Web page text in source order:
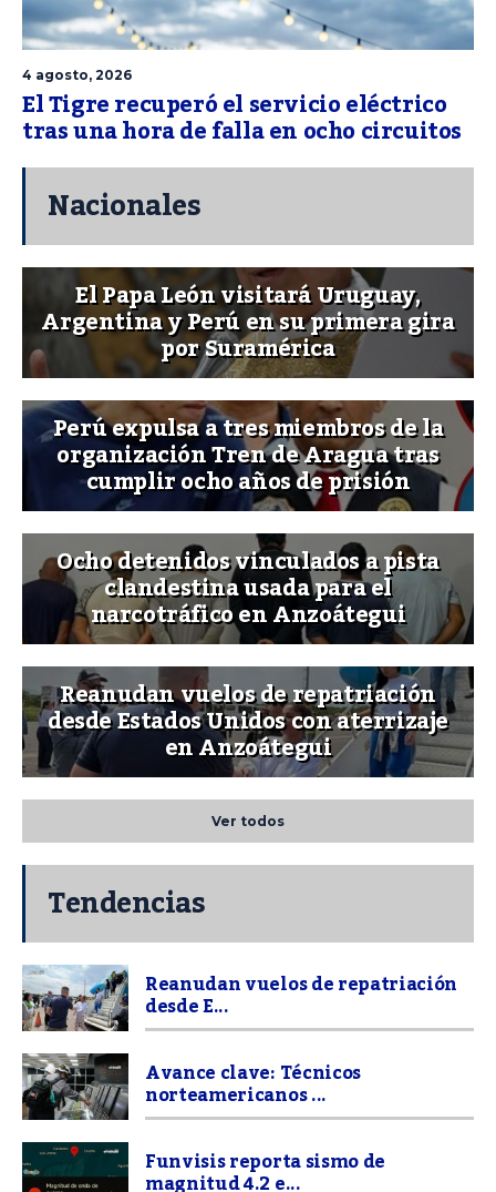
4 agosto, 2026
El Tigre recuperó el servicio eléctrico
tras una hora de falla en ocho circuitos
Nacionales
El Papa León visitará Uruguay,
Argentina y Perú en su primera gira
por Suramérica
Perú expulsa a tres miembros de la
organización Tren de Aragua tras
cumplir ocho años de prisión
Ocho detenidos vinculados a pista
clandestina usada para el
narcotráfico en Anzoátegui
Reanudan vuelos de repatriación
desde Estados Unidos con aterrizaje
en Anzoátegui
Ver todos
Tendencias
Reanudan vuelos de repatriación
desde E...
Avance clave: Técnicos
norteamericanos ...
Funvisis reporta sismo de
magnitud 4.2 e...